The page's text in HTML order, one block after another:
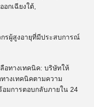
กเฉียงใต้,
รผู้สูงอายุที่มีประสบการณ์
อทางเทคนิค: บริษัทให้
างเทคนิคตามความ
อมการตอบกลับภายใน 24